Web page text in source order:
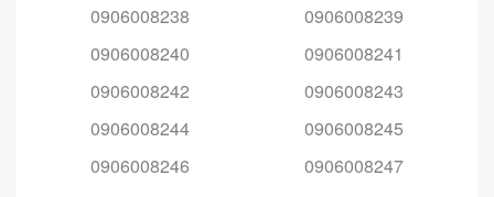
0906008238
0906008239
0906008240
0906008241
0906008242
0906008243
0906008244
0906008245
0906008246
0906008247